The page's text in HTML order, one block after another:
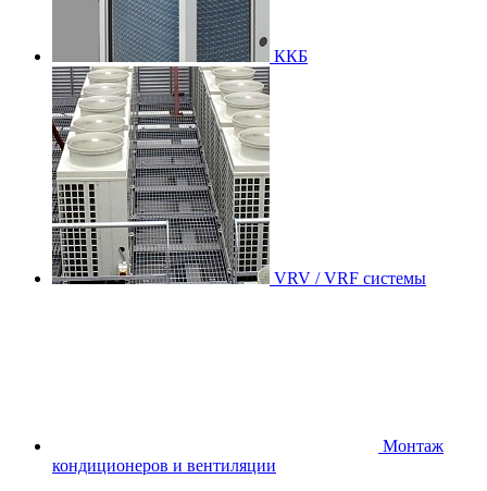
ККБ
VRV / VRF системы
Монтаж
кондиционеров и вентиляции